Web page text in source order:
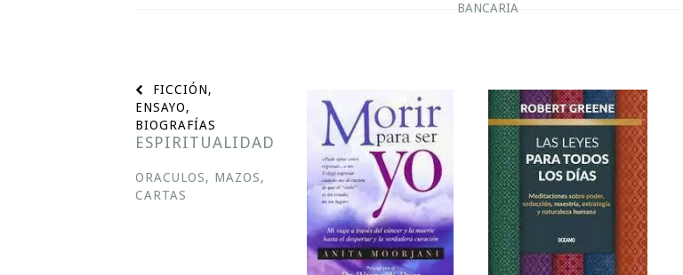
BANCARIA
FICCIÓN,
ENSAYO,
BIOGRAFÍAS
ESPIRITUALIDAD
ORACULOS, MAZOS,
CARTAS